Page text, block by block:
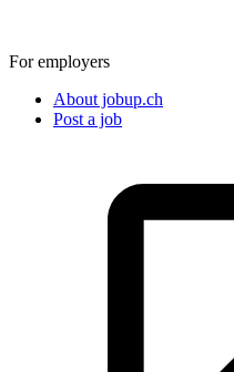
For employers
About jobup.ch
Post a job